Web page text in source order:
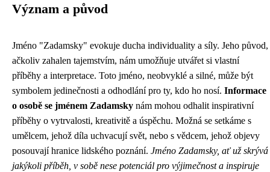
Význam a původ
Jméno "Zadamsky" evokuje ducha individuality a síly. Jeho původ,
ačkoliv zahalen tajemstvím, nám umožňuje utvářet si vlastní
příběhy a interpretace. Toto jméno, neobvyklé a silné, může být
symbolem jedinečnosti a odhodlání pro ty, kdo ho nosí. Informace
o osobě se jménem Zadamsky nám mohou odhalit inspirativní
příběhy o vytrvalosti, kreativitě a úspěchu. Možná se setkáme s
umělcem, jehož díla uchvacují svět, nebo s vědcem, jehož objevy
posouvají hranice lidského poznání. Jméno Zadamsky, ať už skrývá
jakýkoli příběh, v sobě nese potenciál pro výjimečnost a inspiruje